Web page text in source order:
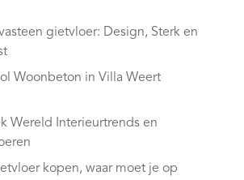
gietvloer: Design, Sterk en
Woonbeton in Villa Weert
Wereld Interieurtrends en
kopen, waar moet je op